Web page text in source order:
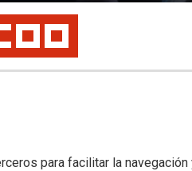
para facilitar la navegación